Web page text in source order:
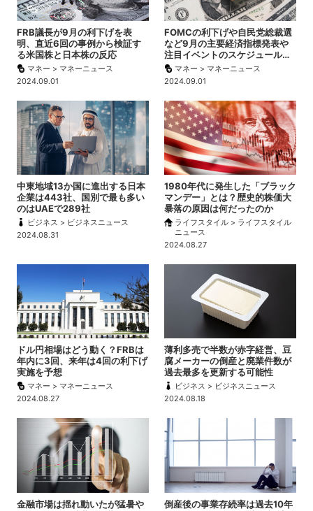
FRB議長が9月の利下げを表
明、直近6回の事例から検証す
る米国株と日本株の反応
マネー > マネーニュース
2024.09.01
FOMCの利下げや自民党総裁選
など9月の主要経済指標発表や
注目イベントのスケジュール…
マネー > マネーニュース
2024.09.01
中東地域13か国に進出する日本
企業は443社、国別で最も多い
のはUAEで289社
ビジネス > ビジネスニュース
2024.08.31
1980年代に発生した「ブラック
マンデー」とは？歴史的株価大
暴落の原因は何だったのか
ライフスタイル > ライフスタイル
ニュース
2024.08.27
ドル円相場はどう動く？FRBは
年内に3回、来年は4回の利下げ
実施を予想
マネー > マネーニュース
2024.08.27
薄利多売で半数が赤字経営、豆
腐メーカーの倒産と廃業件数が
過去最多を更新する可能性
ビジネス > ビジネスニュース
2024.08.18
金融市場は揺れ動いたが猛暑や
倒産後の事業存続率は過去10年